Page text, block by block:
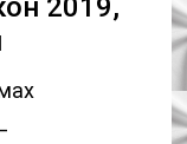
2019,